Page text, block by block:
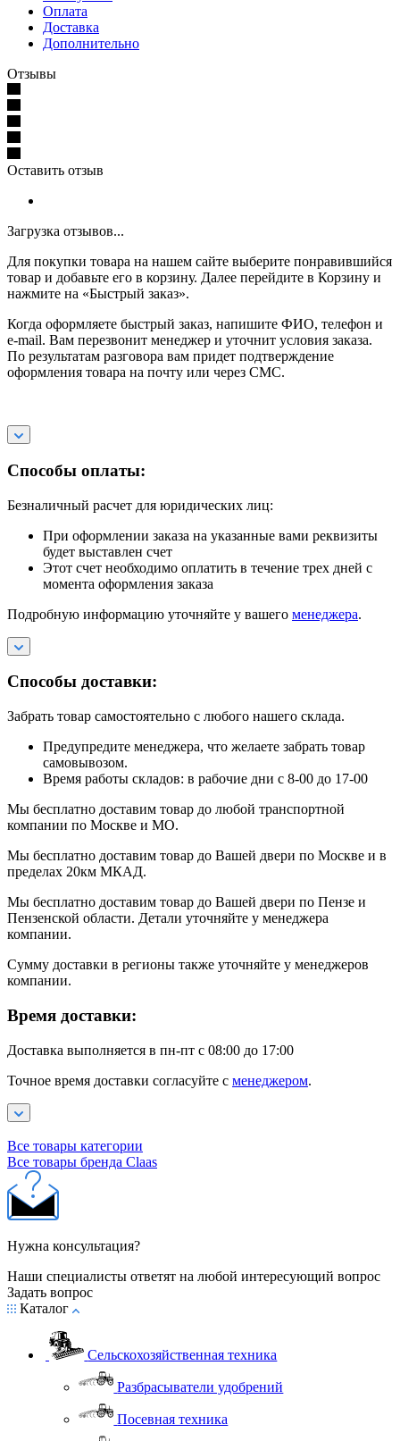
Оплата
Доставка
Дополнительно
Отзывы
Оставить отзыв
Загрузка отзывов...
Для покупки товара на нашем сайте выберите понравившийся
товар и добавьте его в корзину. Далее перейдите в Корзину и
нажмите на «Быстрый заказ».
Когда оформляете быстрый заказ, напишите ФИО, телефон и
e-mail. Вам перезвонит менеджер и уточнит условия заказа.
По результатам разговора вам придет подтверждение
оформления товара на почту или через СМС.
Способы оплаты:
Безналичный расчет для юридических лиц:
При оформлении заказа на указанные вами реквизиты
будет выставлен счет
Этот счет необходимо оплатить в течение трех дней с
момента оформления заказа
Подробную информацию уточняйте у вашего менеджера.
Способы доставки:
Забрать товар самостоятельно с любого нашего склада.
Предупредите менеджера, что желаете забрать товар
самовывозом.
Время работы складов: в рабочие дни с 8-00 до 17-00
Мы бесплатно доставим товар до любой транспортной
компании по Москве и МО.
Мы бесплатно доставим товар до Вашей двери по Москве и в
пределах 20км МКАД.
Мы бесплатно доставим товар до Вашей двери по Пензе и
Пензенской области. Детали уточняйте у менеджера
компании.
Сумму доставки в регионы также уточняйте у менеджеров
компании.
Время доставки:
Доставка выполняется в пн-пт с 08:00 до 17:00
Точное время доставки согласуйте с менеджером.
Все товары категории
Все товары бренда Claas
Нужна консультация?
Наши специалисты ответят на любой интересующий вопрос
Задать вопрос
Каталог
Сельскохозяйственная техника
Разбрасыватели удобрений
Посевная техника